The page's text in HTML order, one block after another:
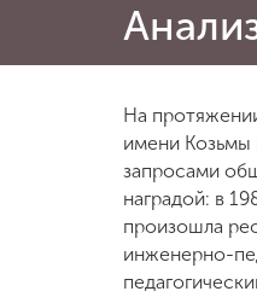
Об университете
Абитуриенту
Обучение
Наука
На
имени Козьмы
запросами
наградой: в
произошла
инженерно-